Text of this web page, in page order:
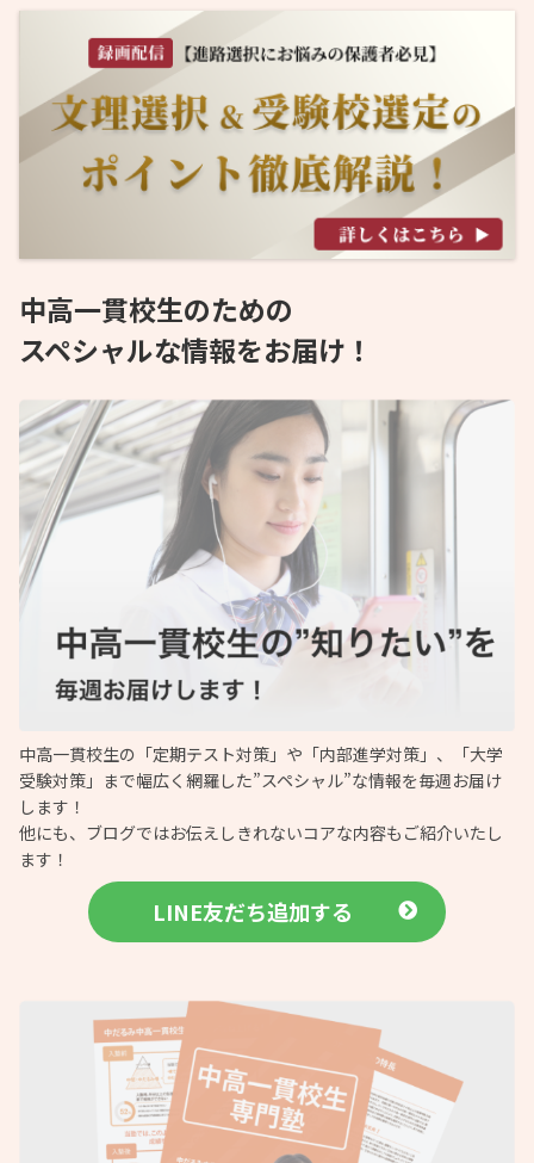
中高一貫校生のための
スペシャルな情報をお届け！
中高一貫校生の「定期テスト対策」や「内部進学対策」、「大学
受験対策」まで幅広く網羅した”スペシャル”な情報を毎週お届け
します！
他にも、ブログではお伝えしきれないコアな内容もご紹介いたし
ます！
LINE友だち追加する